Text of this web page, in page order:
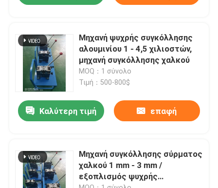
Έλεγχος ποιότητας
Επικοινωνήστε μαζί μας
Ζητήστε μια προσφορά
Μηχανή εκτόξευσης καλωδίων
Μηχανή εκτόξευσης συρμάτων
Μηχανή ψυχρής συγκόλλησης
αλουμινίου 1 - 4,5 χιλιοστών,
μηχανή συγκόλλησης χαλκού
MOQ：1 σύνολο
Τιμή：500-800$
Καλύτερη τιμή επαφή
Μηχανή συγκόλλησης σύρματος
χαλκού 1 mm - 3 mm /
εξοπλισμός ψυχρής